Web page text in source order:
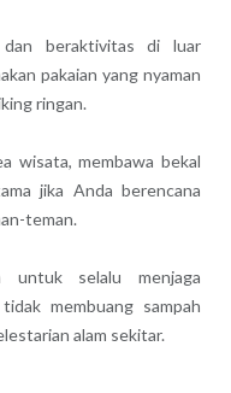
dan beraktivitas di luar
pakaian yang nyaman
ringan.
wisata, membawa bekal
jika Anda berencana
teman.
untuk selalu menjaga
membuang sampah
alam sekitar.